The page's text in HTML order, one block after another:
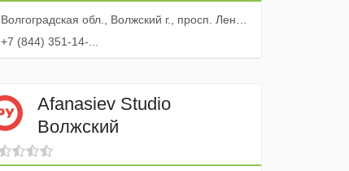
Волгоградская обл., Волжский г., просп. Ленина, 367
+7 (844) 351-14-...
Afanasiev Studio
Волжский